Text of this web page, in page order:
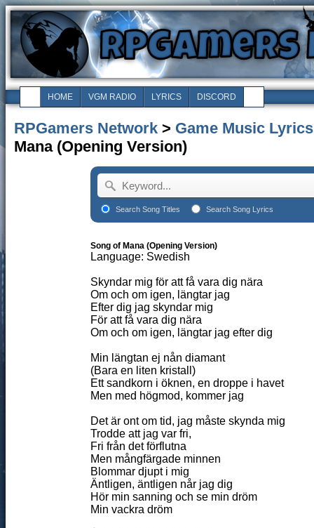
HOME VGM RADIO LYRICS DISCORD
RPGamers Network > Game Music Lyrics
Mana (Opening Version)
Search Song Titles Search Song Lyrics
Song of Mana (Opening Version)
Language: Swedish
Skyndar mig för att få vara dig nära
Om och om igen, längtar jag
Efter dig jag skyndar mig
För att få vara dig nära
Om och om igen, längtar jag efter dig
Min längtan ej nån diamant
(Bara en liten kristall)
Ett sandkorn i öknen, en droppe i havet
Men med högmod, kommer jag
Det är ont om tid, jag måste skynda mig
Trodde att jag var fri,
Fri från det förflutna
Men mångfärgade minnen
Blommar djupt i mig
Äntligen, äntligen når jag dig
Hör min sanning och se min dröm
Min vackra dröm